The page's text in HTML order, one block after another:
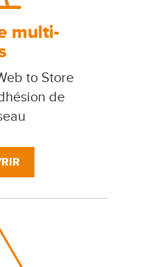
multi-
to Store
de